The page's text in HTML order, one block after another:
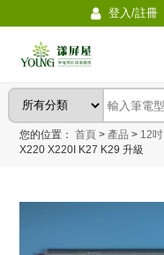
登入/註冊
您的位置：首頁 > 產品 > 12吋
X220 X220I K27 K29 升級